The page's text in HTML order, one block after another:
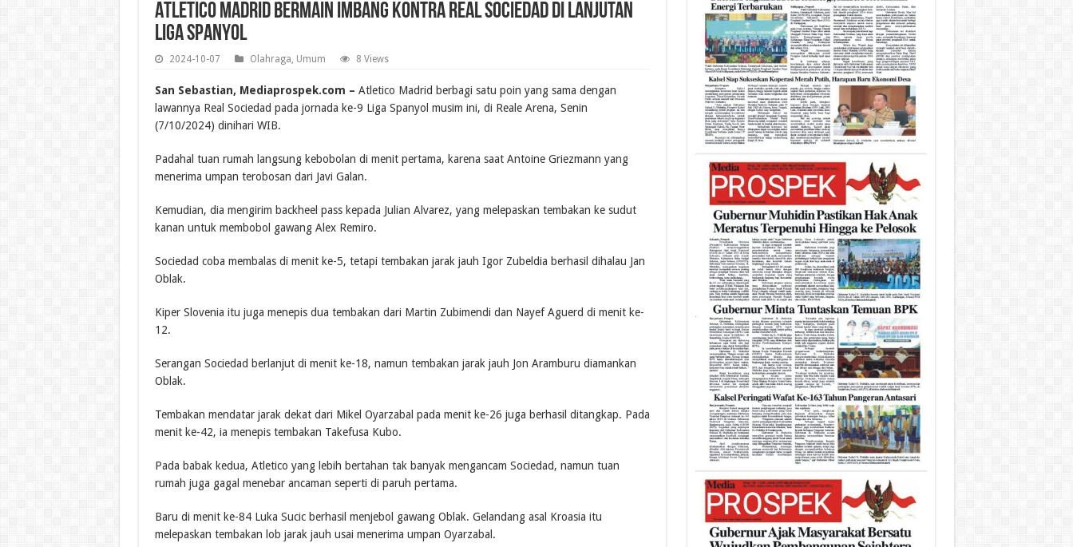
Atletico Madrid Bermain Imbang Kontra Real Sociedad di Lanjutan
Liga Spanyol
2024-10-07 Olahraga, Umum 8 Views
San Sebastian, Mediaprospek.com – Atletico Madrid berbagi satu poin yang sama dengan
lawannya Real Sociedad pada jornada ke-9 Liga Spanyol musim ini, di Reale Arena, Senin
(7/10/2024) dinihari WIB.
Padahal tuan rumah langsung kebobolan di menit pertama, karena saat Antoine Griezmann yang
menerima umpan terobosan dari Javi Galan.
Kemudian, dia mengirim backheel pass kepada Julian Alvarez, yang melepaskan tembakan ke sudut
kanan untuk membobol gawang Alex Remiro.
Sociedad coba membalas di menit ke-5, tetapi tembakan jarak jauh Igor Zubeldia berhasil dihalau Jan
Oblak.
Kiper Slovenia itu juga menepis dua tembakan dari Martin Zubimendi dan Nayef Aguerd di menit ke-
12.
Serangan Sociedad berlanjut di menit ke-18, namun tembakan jarak jauh Jon Aramburu diamankan
Oblak.
Tembakan mendatar jarak dekat dari Mikel Oyarzabal pada menit ke-26 juga berhasil ditangkap. Pada
menit ke-42, ia menepis tembakan Takefusa Kubo.
Pada babak kedua, Atletico yang lebih bertahan tak banyak mengancam Sociedad, namun tuan
rumah juga gagal menebar ancaman seperti di paruh pertama.
Baru di menit ke-84 Luka Sucic berhasil menjebol gawang Oblak. Gelandang asal Kroasia itu
melepaskan tembakan lob jarak jauh usai menerima umpan Oyarzabal.